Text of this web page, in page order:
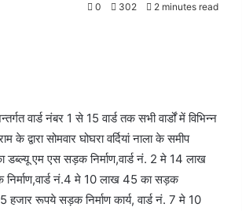
0 302 2 minutes read
वार्ड नंबर 1 से 15 वार्ड तक सभी वार्डों में विभिन्न
सोमवार घोघरा वर्दियां नाला के समीप
डब्ल्यू एम एस सड़क निर्माण,वार्ड नं. 2 मे 14 लाख
नं.4 मे 10 लाख 45 का सड़क
हजार रूपये सड़क निर्माण कार्य, वार्ड नं. 7 मे 10